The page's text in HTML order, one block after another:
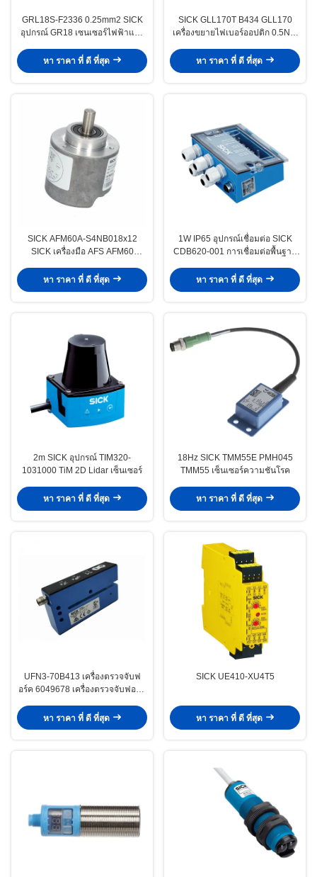
GRL18S-F2336 0.25mm2 SICK
อุปกรณ์ GR18 เซนเซอร์ไฟฟ้าแสง
หา ราคา ที่ ดี ที่สุด
SICK GLL170T B434 GLL170
เครื่องขยายไฟเบอร์ออปติก 0.5Nm
หา ราคา ที่ ดี ที่สุด
SICK AFM60A-S4NB018x12
SICK เครื่องมือ AFS AFM60
หา ราคา ที่ ดี ที่สุด
1W IP65 อุปกรณ์เชื่อมต่อ SICK
CDB620-001 การเชื่อมต่อพื้นฐาน
หา ราคา ที่ ดี ที่สุด
2m SICK อุปกรณ์ TIM320-
1031000 TiM 2D Lidar เซ็นเซอร์
หา ราคา ที่ ดี ที่สุด
18Hz SICK TMM55E PMH045
TMM55 เซ็นเซอร์ความชันโรค
หา ราคา ที่ ดี ที่สุด
UFN3-70B413 เครื่องตรวจจับฟ
อร์ค 6049678 เครื่องตรวจจับฟอร์ค
สําหรับ SICK
หา ราคา ที่ ดี ที่สุด
SICK UE410-XU4T5
หา ราคา ที่ ดี ที่สุด